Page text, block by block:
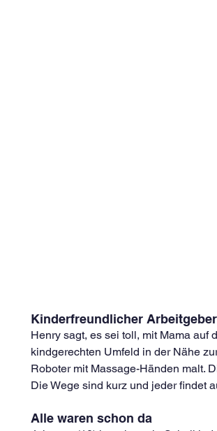
Kinderfreundlicher Arbeitgeber
Henry sagt, es sei toll, mit Mama auf
kindgerechten Umfeld in der Nähe
Roboter mit Massage-Händen malt.
Die Wege sind kurz und jeder findet
Alle waren schon da